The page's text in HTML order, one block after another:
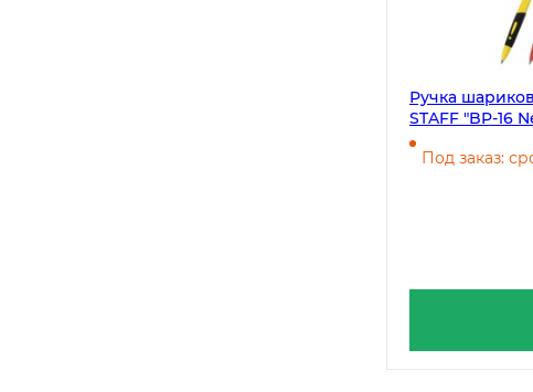
Ручка
STAFF "BP-16
грип, корпус
Под заказ: